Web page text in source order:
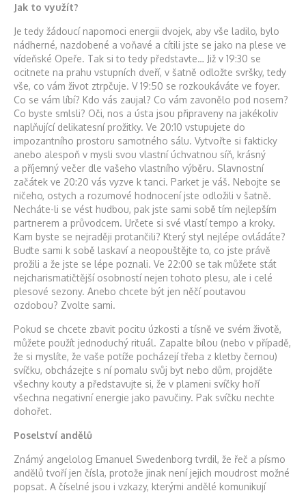
Jak to využít?
Je tedy žádoucí napomoci energii dvojek, aby vše ladilo, bylo
nádherné, nazdobené a voňavé a cítili jste se jako na plese ve
vídeňské Opeře. Tak si to tedy představte… Již v 19:30 se
ocitnete na prahu vstupních dveří, v šatně odložte svršky, tedy
vše, co vám život ztrpčuje. V 19:50 se rozkoukáváte ve foyer.
Co se vám líbí? Kdo vás zaujal? Co vám zavonělo pod nosem?
Co byste smlsli? Oči, nos a ústa jsou připraveny na jakékoliv
naplňující delikatesní prožitky. Ve 20:10 vstupujete do
impozantního prostoru samotného sálu. Vytvořte si fakticky
anebo alespoň v mysli svou vlastní úchvatnou síň, krásný
a příjemný večer dle vašeho vlastního výběru. Slavnostní
začátek ve 20:20 vás vyzve k tanci. Parket je váš. Nebojte se
ničeho, ostych a rozumové hodnocení jste odložili v šatně.
Necháte-li se vést hudbou, pak jste sami sobě tím nejlepším
partnerem a průvodcem. Určete si své vlastí tempo a kroky.
Kam byste se nejraději protančili? Který styl nejlépe ovládáte?
Buďte sami k sobě laskaví a neopouštějte to, co jste právě
prožili a že jste se lépe poznali. Ve 22:00 se tak můžete stát
nejcharismatičtější osobností nejen tohoto plesu, ale i celé
plesové sezony. Anebo chcete být jen něčí poutavou
ozdobou? Zvolte sami.
Pokud se chcete zbavit pocitu úzkosti a tísně ve svém životě,
můžete použít jednoduchý rituál. Zapalte bílou (nebo v případě,
že si myslíte, že vaše potíže pocházejí třeba z kletby černou)
svíčku, obcházejte s ní pomalu svůj byt nebo dům, projděte
všechny kouty a představujte si, že v plameni svíčky hoří
všechna negativní energie jako pavučiny. Pak svíčku nechte
dohořet.
Poselství andělů
Známý angelolog Emanuel Swedenborg tvrdil, že řeč a písmo
andělů tvoří jen čísla, protože jinak není jejich moudrost možné
popsat. A číselné jsou i vzkazy, kterými andělé komunikují